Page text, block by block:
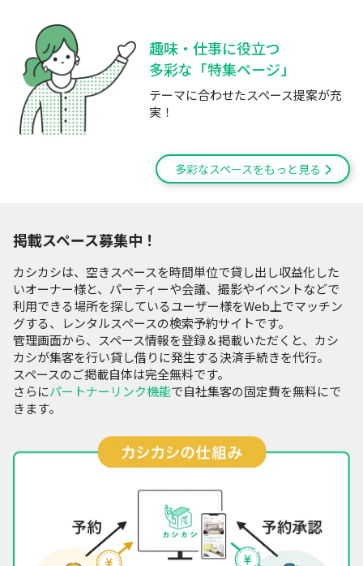
趣味・仕事に役立つ
多彩な「特集ページ」
テーマに合わせたスペース提案が充
実！
多彩なスペースをもっと見る
掲載スペース募集中！
カシカシは、空きスペースを時間単位で貸し出し収益化した
いオーナー様と、パーティーや会議、撮影やイベントなどで
利用できる場所を探しているユーザー様をWeb上でマッチン
グする、レンタルスペースの検索予約サイトです。
管理画面から、スペース情報を登録＆掲載いただくと、カシ
カシが集客を行い貸し借りに発生する決済手続きを代行。
スペースのご掲載自体は完全無料です。
さらにパートナーリンク機能で自社集客の固定費を無料にで
きます。